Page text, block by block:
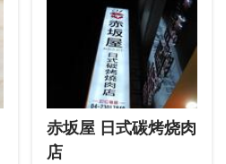
赤坂屋 日式碳烤烧肉
店